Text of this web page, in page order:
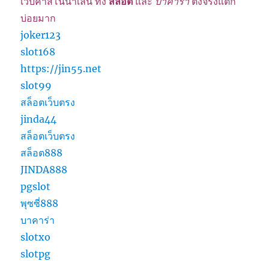
บ่อยมาก
joker123
slot168
https://jin55.net
slot99
สล็อตเว็บตรง
jinda44
สล็อตเว็บตรง
สล็อต888
JINDA888
pgslot
พุซซี่888
บาคาร่า
slotxo
slotpg